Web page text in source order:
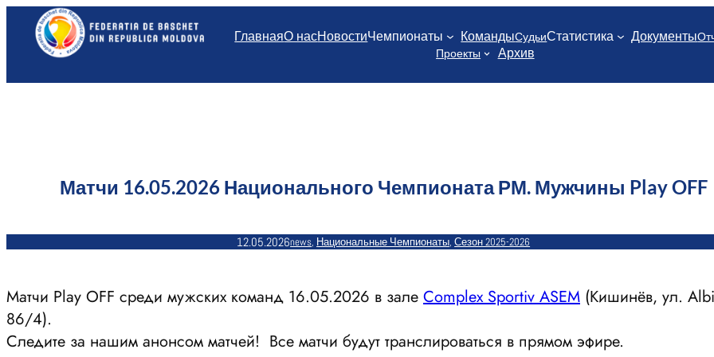
Перейти
содержимому
ГлавнаяО насНовостиЧемпионаты КомандыСудьиСтатистика Документы
Проекты
Архив
Матчи 16.05.2026 Национального Чемпионата РМ. Мужчины Play OFF
12.05.2026news, Национальные Чемпионаты, Сезон 2025-2026
Матчи Play OFF среди мужских команд 16.05.2026 в зале Complex Sportiv ASEM (Кишинёв, ул.
86/4).
Следите за нашим анонсом матчей! Все матчи будут транслироваться в прямом эфире.